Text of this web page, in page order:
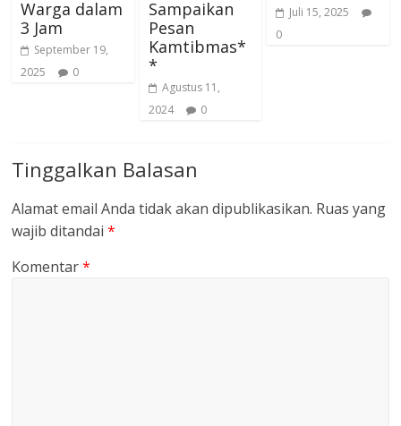
Warga dalam
3 Jam
September 19,
2025
0
Sampaikan
Pesan
Kamtibmas*
*
Agustus 11,
2024
0
Juli 15, 2025
0
Tinggalkan Balasan
Alamat email Anda tidak akan dipublikasikan. Ruas yang
wajib ditandai*
Komentar*